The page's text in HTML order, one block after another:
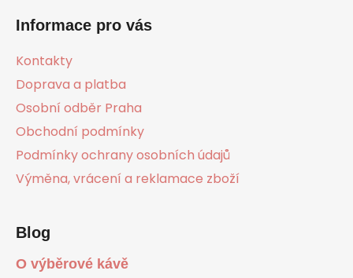
Informace pro vás
Kontakty
Doprava a platba
Osobní odběr Praha
Obchodní podmínky
Podmínky ochrany osobních údajů
Výměna, vrácení a reklamace zboží
Blog
O výběrové kávě